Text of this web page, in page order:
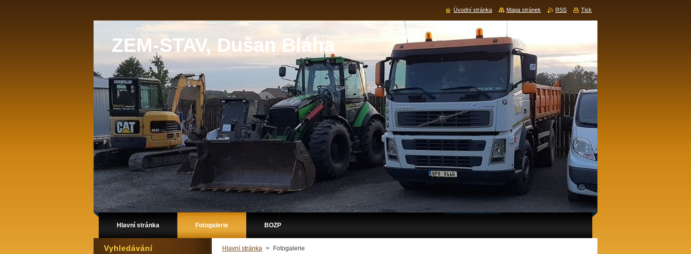
ZEM-STAV, Dušan Bláha
Hlavní stránka Fotogalerie BOZP
Hlavní stránka > Fotogalerie
Vyhledávání
Úvodní stránka Mapa stránek RSS Tisk